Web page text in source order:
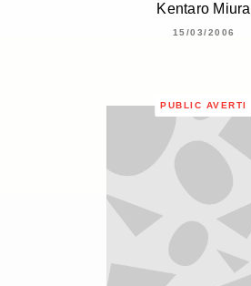
Kentaro Miura
15/03/2006
PUBLIC AVERTI